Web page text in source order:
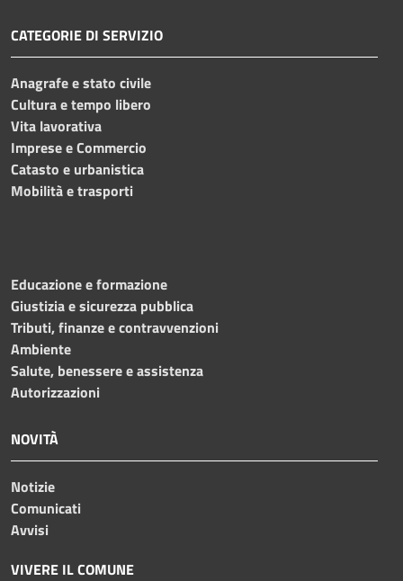
CATEGORIE DI SERVIZIO
Anagrafe e stato civile
Cultura e tempo libero
Vita lavorativa
Imprese e Commercio
Catasto e urbanistica
Mobilità e trasporti
Educazione e formazione
Giustizia e sicurezza pubblica
Tributi, finanze e contravvenzioni
Ambiente
Salute, benessere e assistenza
Autorizzazioni
NOVITÀ
Notizie
Comunicati
Avvisi
VIVERE IL COMUNE